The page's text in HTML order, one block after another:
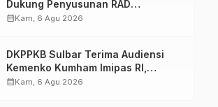
Dukung Penyusunan RAD
TPB/SDGs Sulawesi Barat
calendar_monthKam, 6 Agu 2026
DKPPKB Sulbar Terima Audiensi
Kemenko Kumham Imipas RI,
Perkuat Pelayanan Kesehatan bagi
calendar_monthKam, 6 Agu 2026